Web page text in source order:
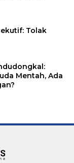
Tolak
Mentah, Ada